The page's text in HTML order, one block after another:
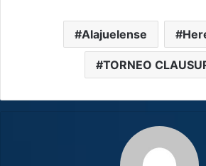
Alajuelense
TORNEO